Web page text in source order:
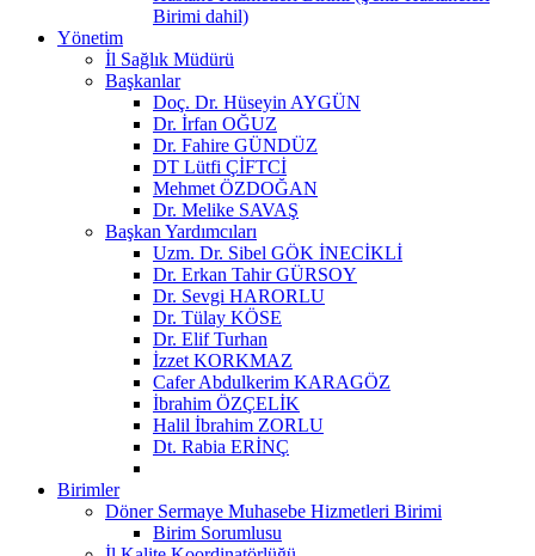
Birimi dahil)
Yönetim
İl Sağlık Müdürü
Başkanlar
Doç. Dr. Hüseyin AYGÜN
Dr. İrfan OĞUZ
Dr. Fahire GÜNDÜZ
DT Lütfi ÇİFTCİ
Mehmet ÖZDOĞAN
Dr. Melike SAVAŞ
Başkan Yardımcıları
Uzm. Dr. Sibel GÖK İNECİKLİ
Dr. Erkan Tahir GÜRSOY
Dr. Sevgi HARORLU
Dr. Tülay KÖSE
Dr. Elif Turhan
İzzet KORKMAZ
Cafer Abdulkerim KARAGÖZ
İbrahim ÖZÇELİK
Halil İbrahim ZORLU
Dt. Rabia ERİNÇ
Birimler
Döner Sermaye Muhasebe Hizmetleri Birimi
Birim Sorumlusu